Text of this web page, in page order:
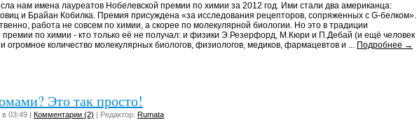
нам имена лауреатов Нобелевской премии по химии за 2012 год. Ими стали два американца:
и Брайан Кобилка. Премия присуждена «за исследования рецепторов, сопряженных с G-белком».
работа не совсем по химии, а скорее по молекулярной биологии. Но это в традиции
премии по химии - кто только её не получал: и физики Э.Резерфорд, М.Кюри и П.Дебай (и ещё человек
огромное количество молекулярных биологов, физиологов, медиков, фармацевтов и ... Подробнее →
Это так просто!
03:49 | Комментарии (2) | Редактор: Rumata